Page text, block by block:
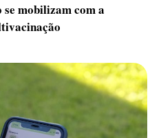
mobilizam com a